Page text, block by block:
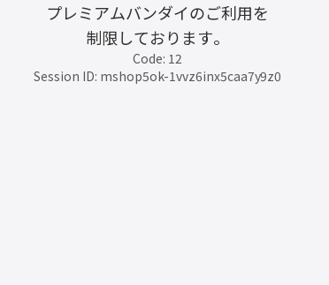
プレミアムバンダイのご利用を
制限しております。
Code: 12
Session ID: mshop5ok-1vvz6inx5caa7y9z0